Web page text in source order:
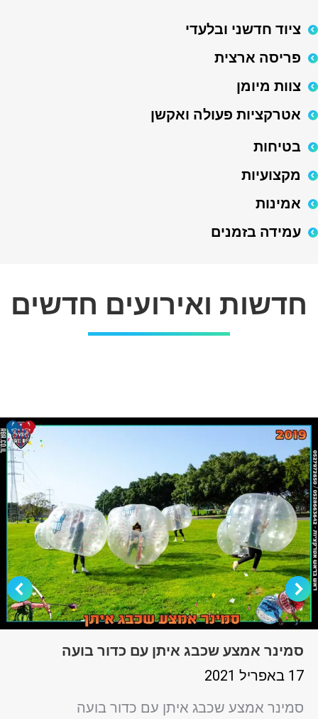
ציוד חדשני ובלעדי
פריסה ארצית
צוות מיומן
אטרקציות פעולה ואקשן
בטיחות
מקצועיות
אמינות
עמידה בזמנים
חדשות ואירועים חדשים
סמינר אמצע שכבג איתן עם כדור בועה
17 באפריל 2021
סמינר אמצע שכבג איתן עם כדור בועה